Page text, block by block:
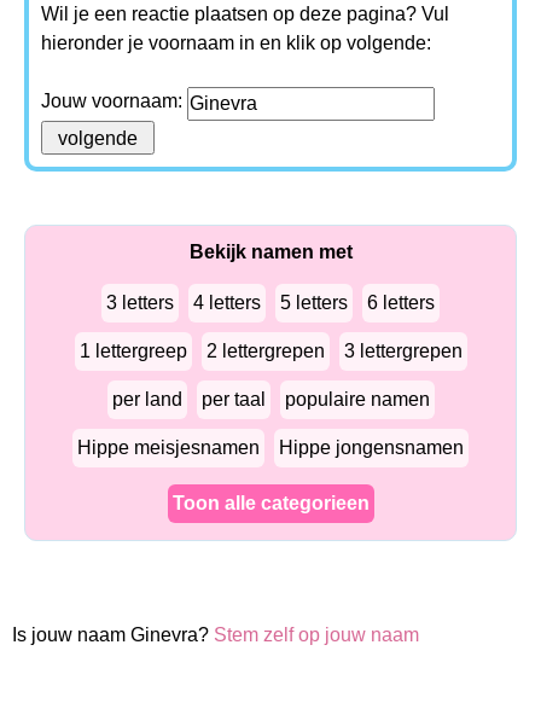
Wil je een reactie plaatsen op deze pagina? Vul
hieronder je voornaam in en klik op volgende:
Jouw voornaam:
Bekijk namen met
3 letters 4 letters 5 letters 6 letters
1 lettergreep 2 lettergrepen 3 lettergrepen
per land per taal populaire namen
Hippe meisjesnamen Hippe jongensnamen
Toon alle categorieen
Is jouw naam Ginevra? Stem zelf op jouw naam